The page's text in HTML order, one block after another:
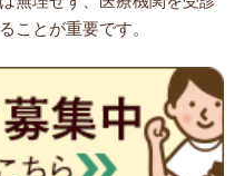
ことが重要です。